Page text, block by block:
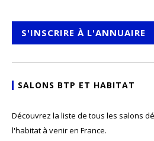
S'INSCRIRE À L'ANNUAIRE
SALONS BTP ET HABITAT
Découvrez la liste de tous les salons
l'habitat à venir en France.